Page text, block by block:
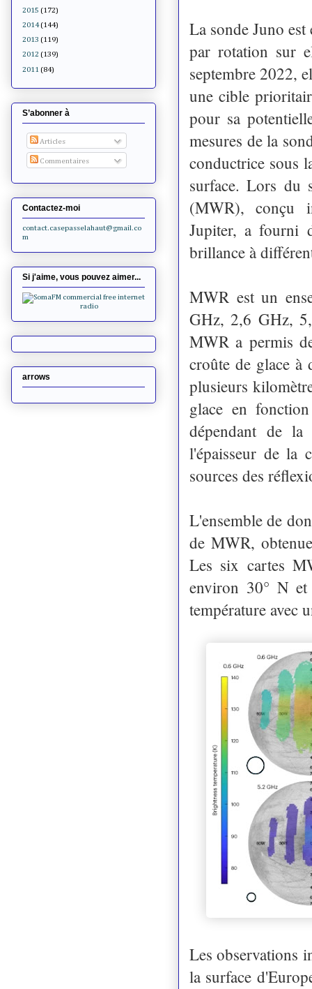
La sonde Juno
par rotation sur
septembre 2022,
une cible
pour sa
mesures de la
conductrice sous
surface. Lors du
(MWR), conçu
Jupiter, a fourni
brillance à
MWR est un
GHz, 2,6 GHz,
MWR a permis
croûte de glace à
plusieurs
glace en
dépendant de
l'épaisseur de la
sources des
L'ensemble de
de MWR,
Les six cartes
environ 30° N
température avec
Les observations
la surface
2015 (172)
2014 (144)
2013 (119)
2012 (139)
2011 (84)
S’abonner à
Articles
Commentaires
Contactez-moi
contact.casepasselahaut@gmail.co
m
Si j'aime, vous pouvez aimer...
arrows